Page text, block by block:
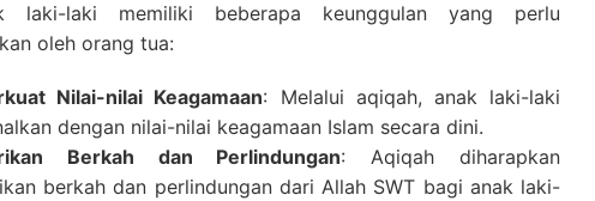
laki-laki memiliki beberapa keunggulan yang perlu
oleh orang tua:
Nilai-nilai Keagamaan: Melalui aqiqah, anak laki-laki
dengan nilai-nilai keagamaan Islam secara dini.
Berkah dan Perlindungan: Aqiqah diharapkan
berkah dan perlindungan dari Allah SWT bagi anak laki-